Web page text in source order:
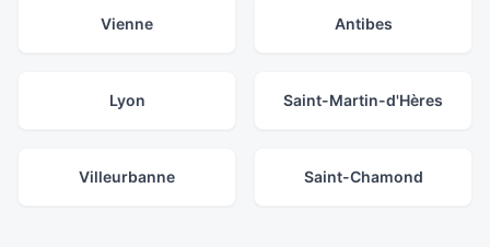
Vienne Antibes
Lyon Saint-Martin-d'Hères
Villeurbanne Saint-Chamond